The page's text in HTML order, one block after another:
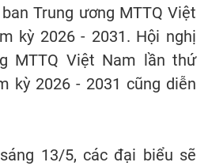
Trung ương MTTQ Việt
kỳ 2026 - 2031. Hội nghị
MTTQ Việt Nam lần thứ
kỳ 2026 - 2031 cũng diễn
13/5, các đại biểu sẽ